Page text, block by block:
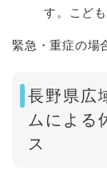
す。こど
緊急・重症の場
長野県広
ムによる
ス